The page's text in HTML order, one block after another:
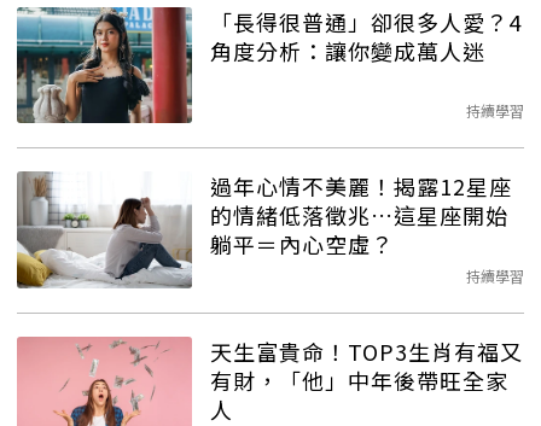
「長得很普通」卻很多人愛？4
角度分析：讓你變成萬人迷
持續學習
過年心情不美麗！揭露12星座
的情緒低落徵兆…這星座開始
躺平＝內心空虛？
持續學習
天生富貴命！TOP3生肖有福又
有財，「他」中年後帶旺全家
人